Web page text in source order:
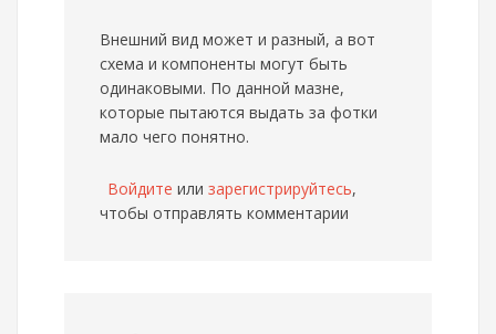
Внешний вид может и разный, а вот
схема и компоненты могут быть
одинаковыми. По данной мазне,
которые пытаются выдать за фотки
мало чего понятно.
Войдите или зарегистрируйтесь,
чтобы отправлять комментарии